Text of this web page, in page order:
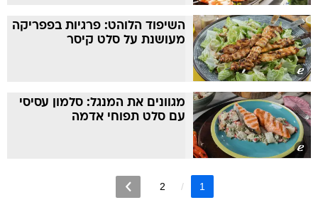
השיפוד הלוהט: פרגיות בפפריקה
מעושנת על סלט קיסר
מגוונים את המנגל: סלמון עסיסי
עם סלט תפוחי אדמה
1
2